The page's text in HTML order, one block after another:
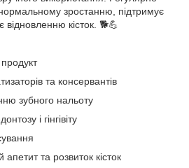
зростанню, підтримує
відновленню кісток. 🐕💪
та консервантів
зубного нальоту
і гінгівіту
та розвиток кісток